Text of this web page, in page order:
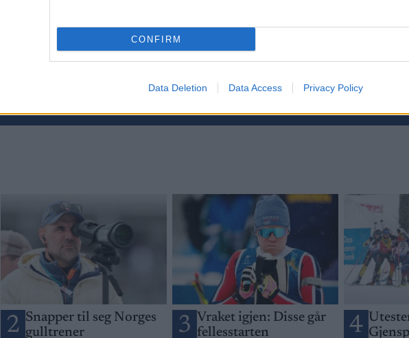
CONFIRM
Data Deletion Data Access Privacy Policy
vårt nyhetsbrev
2 Snapper til seg Norges
gulltrener
3 Vraket igjen: Disse går
fellesstarten
4